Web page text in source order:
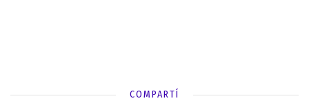
COMPARTÍ